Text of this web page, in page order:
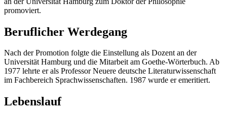
promoviert.
Beruflicher Werdegang
Nach der Promotion folgte die Einstellung als Dozent an der
Universität Hamburg und die Mitarbeit am Goethe-Wörterbuch. Ab
1977 lehrte er als Professor Neuere deutsche Literaturwissenschaft
im Fachbereich Sprachwissenschaften. 1987 wurde er emeritiert.
Lebenslauf